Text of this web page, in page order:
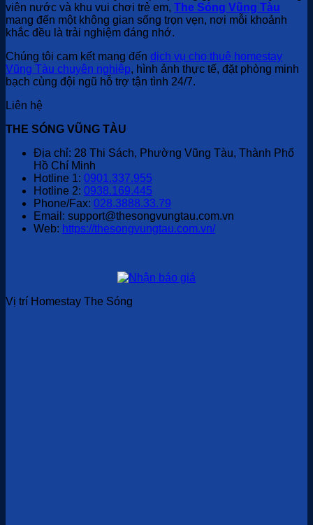
viên nước và khu vui chơi trẻ em, The Sóng Vũng Tàu
mang đến một không gian sống trọn vẹn, nơi mỗi khoảnh
khắc đều là trải nghiệm đáng nhớ.
Chúng tôi cam kết mang đến dịch vụ cho thuê homestay
Vũng Tàu chuyên nghiệp, hình ảnh thực tế, đặt phòng minh
bạch cùng đội ngũ hỗ trợ tận tình 24/7.
Liên hệ
THE SÓNG VŨNG TÀU
Địa chỉ: 28 Thi Sách, Phường Vũng Tàu, Thành Phố
Hồ Chí Minh
Hotline 1: 0901.337.955
Hotline 2: 0938.169.445
Phone/Fax: 028.3888.33.79
Email: support@thesongvungtau.com.vn
Web: https://thesongvungtau.com.vn/
Vị trí Homestay The Sóng